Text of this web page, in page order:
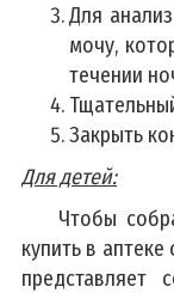
Для
мочу,
течении
Закрыть
Для детей:
Чтобы
купить в
представляет